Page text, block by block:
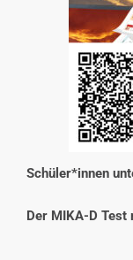
KONTAKT
Schüler*innen
Der MIKA-D